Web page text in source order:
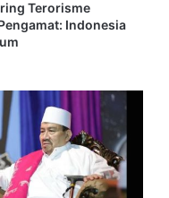
Terorisme
Indonesia